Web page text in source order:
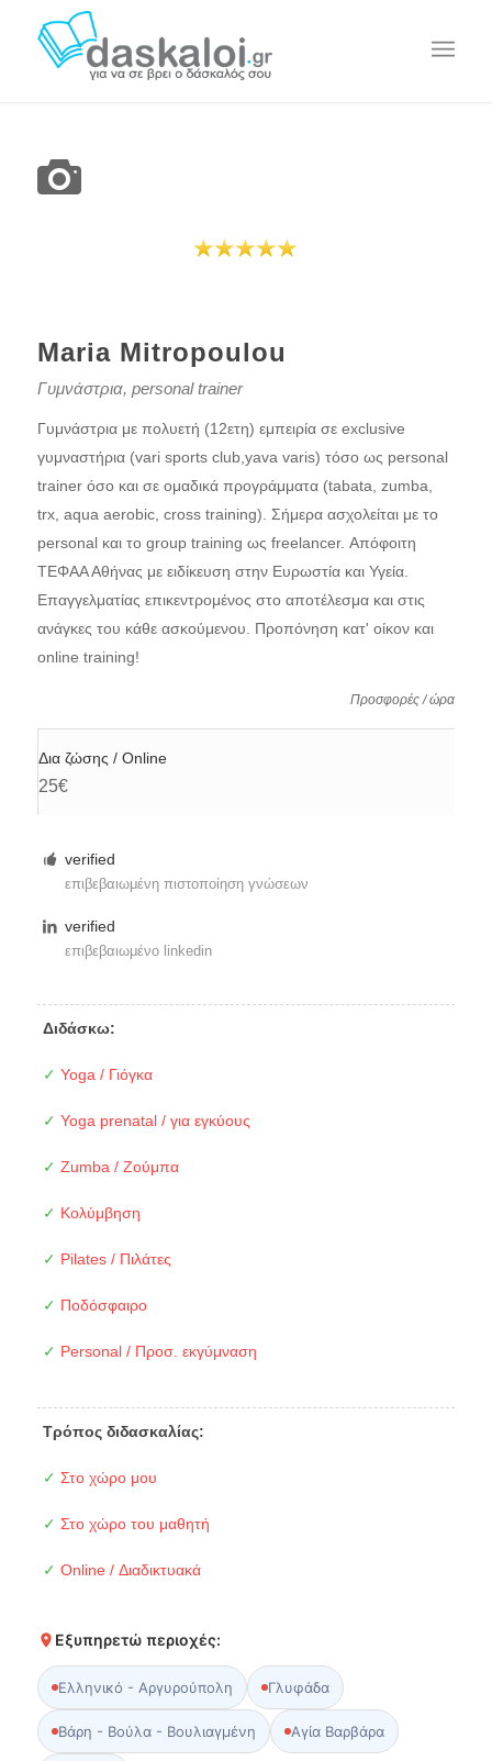
Maria Mitropoulou
Γυμνάστρια, personal trainer
Γυμνάστρια με πολυετή (12ετη) εμπειρία σε exclusive
γυμναστήρια (vari sports club,yava varis) τόσο ως personal
trainer όσο και σε ομαδικά προγράμματα (tabata, zumba,
trx, aqua aerobic, cross training). Σήμερα ασχολείται με το
personal και το group training ως freelancer. Απόφοιτη
ΤΕΦΑΑ Αθήνας με ειδίκευση στην Ευρωστία και Υγεία.
Επαγγελματίας επικεντρομένος στο αποτέλεσμα και στις
ανάγκες του κάθε ασκούμενου. Προπόνηση κατ' οίκον και
online training!
Προσφορές / ώρα
Δια ζώσης / Online
25€
verified
επιβεβαιωμένη πιστοποίηση γνώσεων
verified
επιβεβαιωμένο linkedin
Διδάσκω:
✓ Yoga / Γιόγκα
✓ Yoga prenatal / για εγκύους
✓ Zumba / Ζούμπα
✓ Κολύμβηση
✓ Pilates / Πιλάτες
✓ Ποδόσφαιρο
✓ Personal / Προσ. εκγύμναση
Τρόπος διδασκαλίας:
✓ Στο χώρο μου
✓ Στο χώρο του μαθητή
✓ Online / Διαδικτυακά
Εξυπηρετώ περιοχές:
Ελληνικό - Αργυρούπολη Γλυφάδα
Βάρη - Βούλα - Βουλιαγμένη Αγία Βαρβάρα